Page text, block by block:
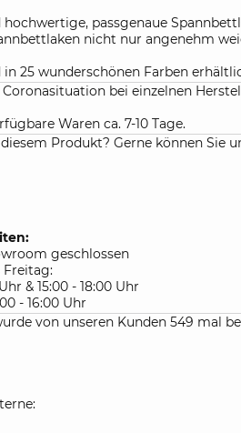
passgenaue
nicht nur angenehm
25 wunderschönen Farben
bei einzelnen
Waren ca. 7-10 Tage.
Produkt? Gerne können Sie
geschlossen
Freitag:
& 15:00 - 18:00 Uhr
- 16:00 Uhr
von unseren Kunden 549 mal